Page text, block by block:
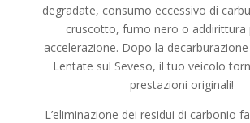
degradate, consumo eccessivo di
cruscotto, fumo nero o addirittura
accelerazione. Dopo la
Lentate sul Seveso, il tuo veicolo
prestazioni originali!
L’eliminazione dei residui di carbonio